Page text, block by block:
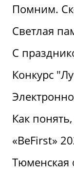
Помним.
Светлая
С
Конкурс
Как
«BeFirst»
Тюменская